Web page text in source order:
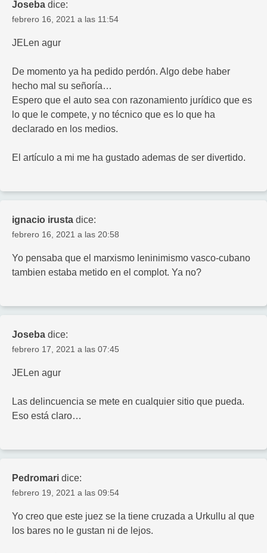
Joseba dice:
febrero 16, 2021 a las 11:54
JELen agur
De momento ya ha pedido perdón. Algo debe haber
hecho mal su señoría…
Espero que el auto sea con razonamiento jurídico que es
lo que le compete, y no técnico que es lo que ha
declarado en los medios.
El artículo a mi me ha gustado ademas de ser divertido.
ignacio irusta dice:
febrero 16, 2021 a las 20:58
Yo pensaba que el marxismo leninimismo vasco-cubano
tambien estaba metido en el complot. Ya no?
Joseba dice:
febrero 17, 2021 a las 07:45
JELen agur
Las delincuencia se mete en cualquier sitio que pueda.
Eso está claro…
Pedromari dice:
febrero 19, 2021 a las 09:54
Yo creo que este juez se la tiene cruzada a Urkullu al que
los bares no le gustan ni de lejos.